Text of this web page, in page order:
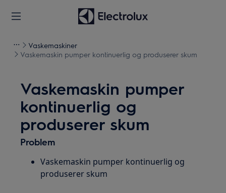
Vaskemaskiner
Vaskemaskin pumper kontinuerlig og produserer skum
Vaskemaskin pumper
kontinuerlig og
produserer skum
Problem
Vaskemaskin pumper kontinuerlig og
produserer skum